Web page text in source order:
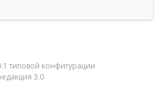
типовой конфигурации
3.0